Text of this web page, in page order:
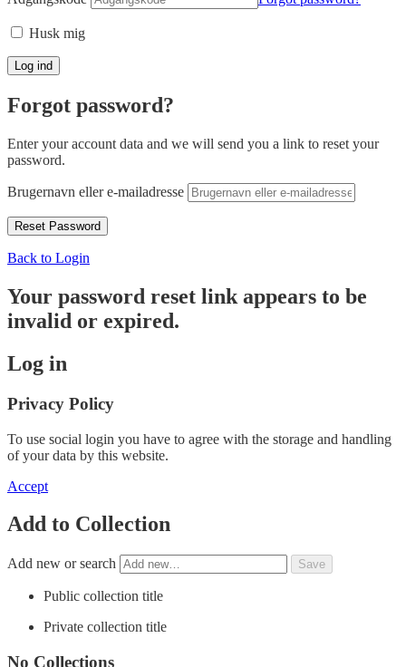
Husk mig
Forgot password?
Enter your account data and we will send you a link to reset your
password.
Brugernavn eller e-mailadresse
Back to Login
Your password reset link appears to be
invalid or expired.
Log in
Privacy Policy
To use social login you have to agree with the storage and handling
of your data by this website.
Accept
Add to Collection
Add new or search
Public collection title
Private collection title
No Collections